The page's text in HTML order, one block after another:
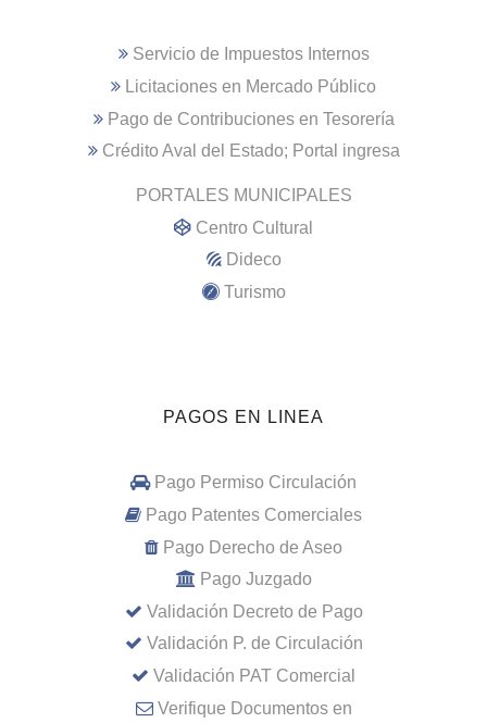
Servicio de Impuestos Internos
Licitaciones en Mercado Público
Pago de Contribuciones en Tesorería
Crédito Aval del Estado; Portal ingresa
PORTALES MUNICIPALES
Centro Cultural
Dideco
Turismo
PAGOS EN LINEA
Pago Permiso Circulación
Pago Patentes Comerciales
Pago Derecho de Aseo
Pago Juzgado
Validación Decreto de Pago
Validación P. de Circulación
Validación PAT Comercial
Verifique Documentos en